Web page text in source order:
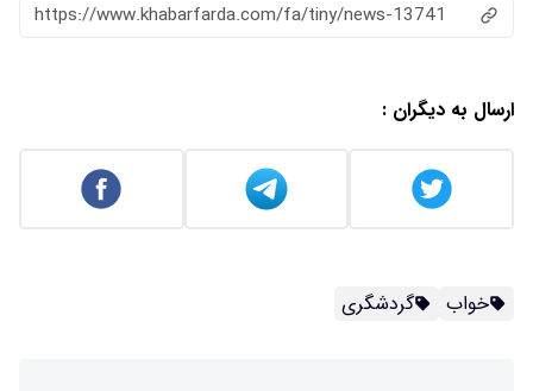
https://www.khabarfarda.com/fa/tiny/news-13741
ارسال به دیگران :
خواب گردشگری